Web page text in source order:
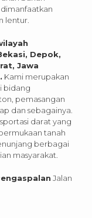
lentur.
Depok,
Jawa
Kami merupakan
bidang
pemasangan
dan sebagainya.
darat yang
tanah
berbagai
masyarakat.
Jalan